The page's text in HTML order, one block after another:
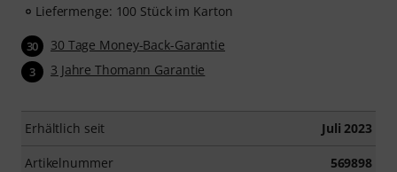
Liefermenge: 100 Stück im Karton
30 30 Tage Money-Back-Garantie
3 3 Jahre Thomann Garantie
Erhältlich seit Juli 2023
Artikelnummer 569898